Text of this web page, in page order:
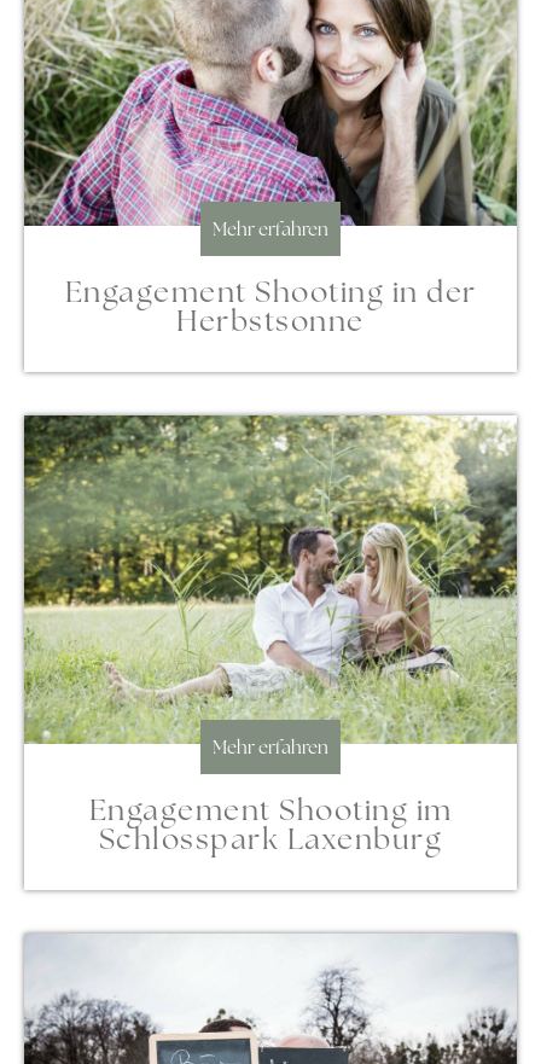
Mehr erfahren
Engagement Shooting in der
Herbstsonne
Mehr erfahren
Engagement Shooting im
Schlosspark Laxenburg